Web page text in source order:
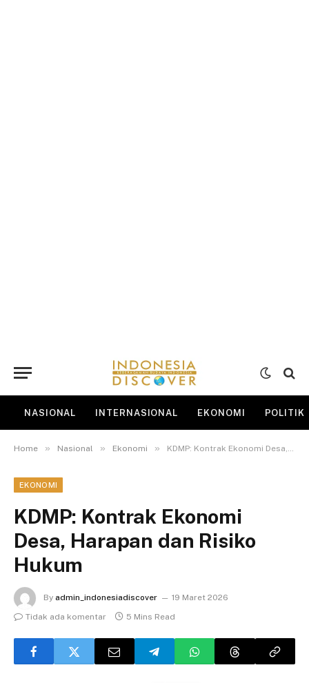
NASIONAL INTERNASIONAL EKONOMI POLITIK
Home » Nasional » Ekonomi » KDMP: Kontrak Ekonomi Desa, Harapan dan Risiko Hukum
EKONOMI
KDMP: Kontrak Ekonomi
Desa, Harapan dan Risiko
Hukum
By admin_indonesiadiscover
19 Maret 2026
Tidak ada komentar
5 Mins Read